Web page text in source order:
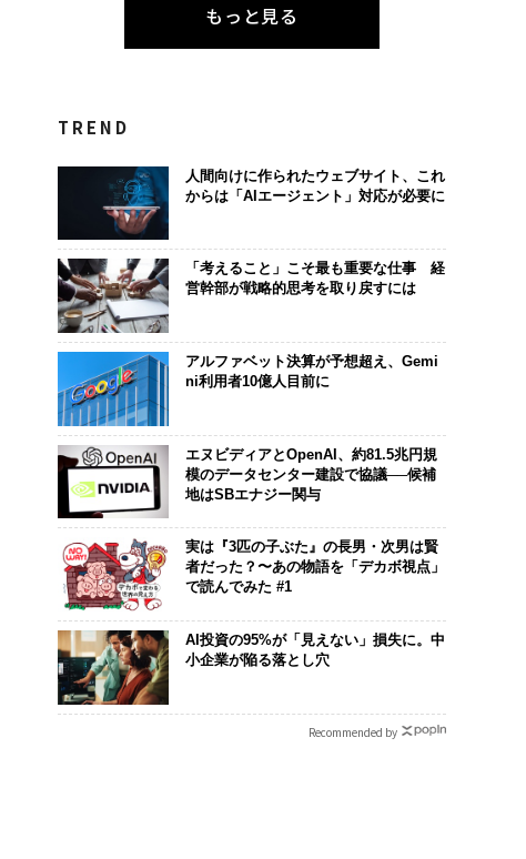
もっと見る
TREND
人間向けに作られたウェブサイト、これ
からは「AIエージェント」対応が必要に
「考えること」こそ最も重要な仕事 経
営幹部が戦略的思考を取り戻すには
アルファベット決算が予想超え、Gemi
ni利用者10億人目前に
エヌビディアとOpenAI、約81.5兆円規
模のデータセンター建設で協議──候補
地はSBエナジー関与
実は『3匹の子ぶた』の長男・次男は賢
者だった？〜あの物語を「デカボ視点」
で読んでみた #1
AI投資の95%が「見えない」損失に。中
小企業が陥る落とし穴
Recommended by